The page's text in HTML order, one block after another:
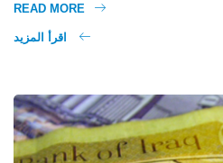
READ MORE